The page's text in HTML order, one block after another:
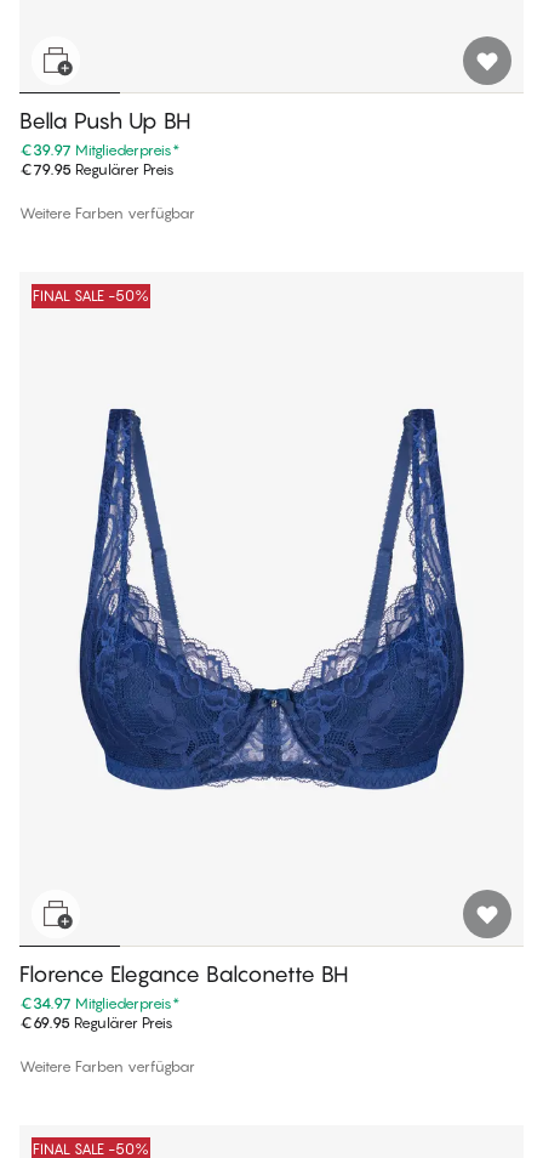
Bella Push Up BH
€39.97 Mitgliederpreis*
€79.95 Regulärer Preis
Weitere Farben verfügbar
FINAL SALE -50%
Florence Elegance Balconette BH
€34.97 Mitgliederpreis*
€69.95 Regulärer Preis
Weitere Farben verfügbar
FINAL SALE -50%